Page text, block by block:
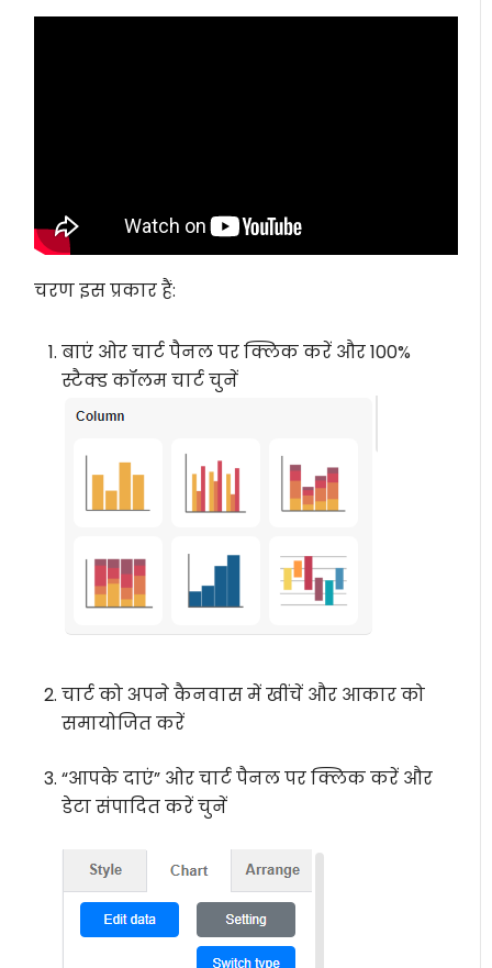
चरण इस प्रकार हैं:
बाएं ओर चार्ट पैनल पर क्लिक करें और 100%
स्टैक्ड कॉलम चार्ट चुनें
चार्ट को अपने कैनवास में खींचें और आकार को
समायोजित करें
“आपके दाएं” ओर चार्ट पैनल पर क्लिक करें और
डेटा संपादित करें चुनें